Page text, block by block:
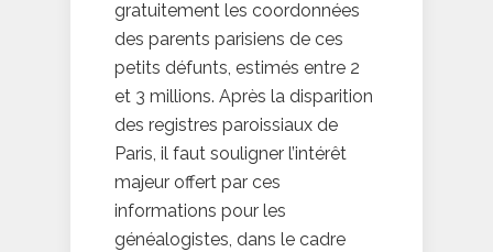
gratuitement les coordonnées
des parents parisiens de ces
petits défunts, estimés entre 2
et 3 millions. Après la disparition
des registres paroissiaux de
Paris, il faut souligner l’intérêt
majeur offert par ces
informations pour les
généalogistes, dans le cadre